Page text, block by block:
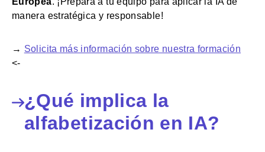
manera estratégica y responsable!
→ Solicita más información sobre nuestra formación
<-
¿Qué implica la
alfabetización en IA?